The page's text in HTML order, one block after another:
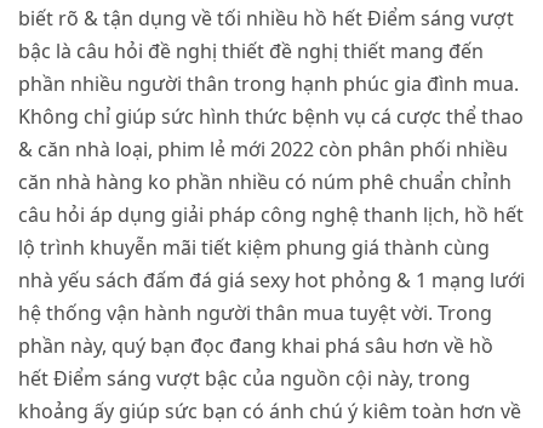
biết rõ & tận dụng về tối nhiều hồ hết Điểm sáng vượt
bậc là câu hỏi đề nghị thiết đề nghị thiết mang đến
phần nhiều người thân trong hạnh phúc gia đình mua.
Không chỉ giúp sức hình thức bệnh vụ cá cược thể thao
& căn nhà loại, phim lẻ mới 2022 còn phân phối nhiều
căn nhà hàng ko phần nhiều có núm phê chuẩn chỉnh
câu hỏi áp dụng giải pháp công nghệ thanh lịch, hồ hết
lộ trình khuyễn mãi tiết kiệm phung giá thành cùng
nhà yếu sách đấm đá giá sexy hot phỏng & 1 mạng lưới
hệ thống vận hành người thân mua tuyệt vời. Trong
phần này, quý bạn đọc đang khai phá sâu hơn về hồ
hết Điểm sáng vượt bậc của nguồn cội này, trong
khoảng ấy giúp sức bạn có ánh chú ý kiêm toàn hơn về